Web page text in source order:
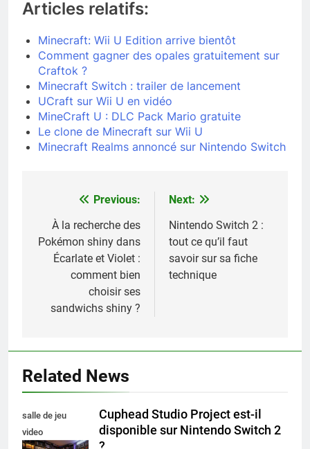
Articles relatifs:
Minecraft: Wii U Edition arrive bientôt
Comment gagner des opales gratuitement sur
Craftok ?
Minecraft Switch : trailer de lancement
UCraft sur Wii U en vidéo
MineCraft U : DLC Pack Mario gratuite
Le clone de Minecraft sur Wii U
Minecraft Realms annoncé sur Nintendo Switch
Navigation
de
l’article
Previous:
À la recherche des
Pokémon shiny dans
Écarlate et Violet :
comment bien
choisir ses
sandwichs shiny ?
Next:
Nintendo Switch 2 :
tout ce qu’il faut
savoir sur sa fiche
technique
Related News
salle de jeu
video
Cuphead Studio Project est-il
disponible sur Nintendo Switch 2